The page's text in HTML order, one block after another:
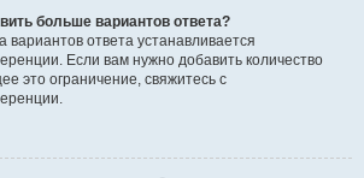
больше вариантов ответа?
вариантов ответа устанавливается
Если вам нужно добавить количество
это ограничение, свяжитесь с